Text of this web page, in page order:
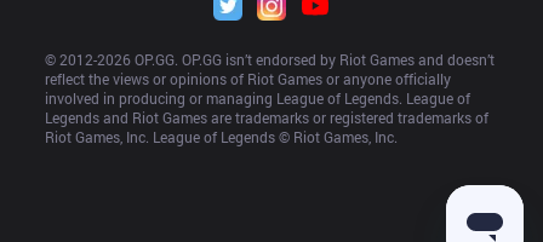
© 2012-2026 OP.GG. OP.GG isn’t endorsed by Riot Games and doesn’t
reflect the views or opinions of Riot Games or anyone officially
involved in producing or managing League of Legends. League of
Legends and Riot Games are trademarks or registered trademarks of
Riot Games, Inc. League of Legends © Riot Games, Inc.